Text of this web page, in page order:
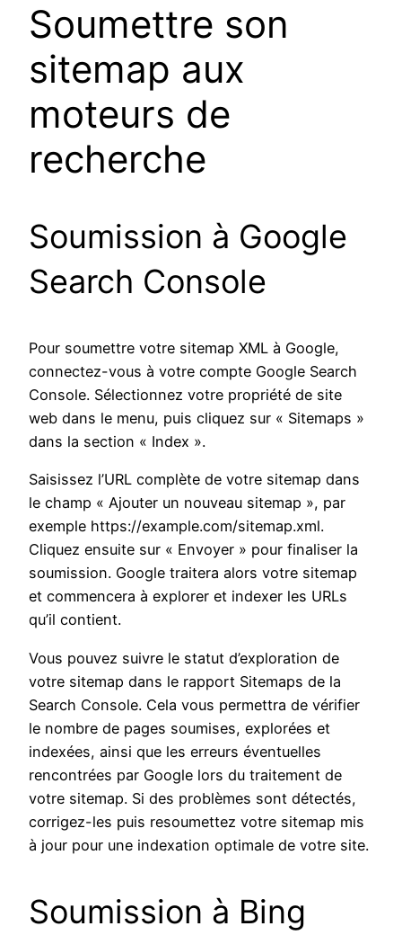
Soumettre son
sitemap aux
moteurs de
recherche
Soumission à Google
Search Console
Pour soumettre votre sitemap XML à Google,
connectez-vous à votre compte Google Search
Console. Sélectionnez votre propriété de site
web dans le menu, puis cliquez sur « Sitemaps »
dans la section « Index ».
Saisissez l’URL complète de votre sitemap dans
le champ « Ajouter un nouveau sitemap », par
exemple https://example.com/sitemap.xml.
Cliquez ensuite sur « Envoyer » pour finaliser la
soumission. Google traitera alors votre sitemap
et commencera à explorer et indexer les URLs
qu’il contient.
Vous pouvez suivre le statut d’exploration de
votre sitemap dans le rapport Sitemaps de la
Search Console. Cela vous permettra de vérifier
le nombre de pages soumises, explorées et
indexées, ainsi que les erreurs éventuelles
rencontrées par Google lors du traitement de
votre sitemap. Si des problèmes sont détectés,
corrigez-les puis resoumettez votre sitemap mis
à jour pour une indexation optimale de votre site.
Soumission à Bing